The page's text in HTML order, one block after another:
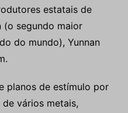
estatais de
(o segundo maior
do mundo), Yunnan
planos de estímulo por
vários metais,